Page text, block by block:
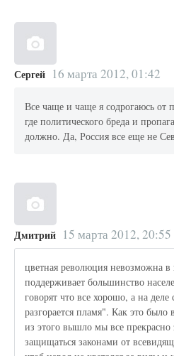
Сергей 16 марта 2012, 01:42
Все чаще и чаще я содрогаюсь от
где политического бреда и
должно. Да, Россия все еще не
Дмитрий 15 марта 2012, 20:55
цветная революция невозможна
поддерживает большинство
говорят что все хорошо, а на
разгорается пламя". Как это
из этого вышло мы все прекрасно
защищаться законами от